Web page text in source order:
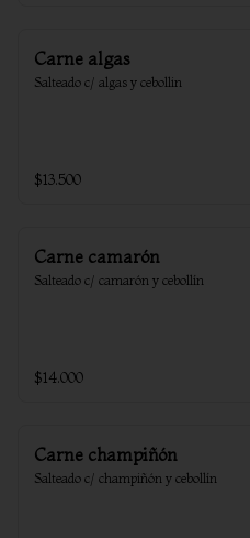
Carne algas
Salteado c/ algas y cebollin
$13.500
Carne camarón
Salteado c/ camarón y cebollín
$14.000
Carne champiñón
Salteado c/ champiñón y cebollín